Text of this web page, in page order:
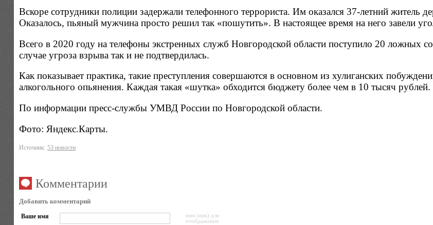
Вскоре сотрудники полиции задержали телефонного террориста. Им оказался 37-летний житель
Оказалось, пьяный мужчина просто решил так «пошутить». В настоящее время на него завели
Всего в 2020 году на телефоны экстренных служб Новгородской области поступило 20 ложных
случае угроза взрыва так и не подтвердилась.
Как показывает практика, такие преступления совершаются в основном из хулиганских
алкогольного опьянения. Каждая такая «шутка» обходится бюджету более чем в 10 тысяч рублей.
По информации пресс-службы УМВД России по Новгородской области.
Фото: Яндекс.Карты.
Источник: 53 новости
Комментарии
Добавить комментарий
Ваше имя
имя (ник) для
отображения